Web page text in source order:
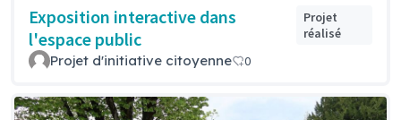
Exposition interactive dans
l'espace public
Projet
réalisé
Projet d'initiative citoyenne 0